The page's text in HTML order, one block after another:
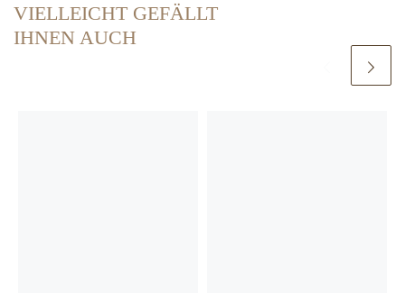
VIELLEICHT GEFÄLLT
IHNEN AUCH